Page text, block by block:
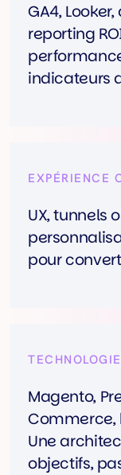
GA4,
reporting
indicateurs
EXPÉRIENCE
UX, tunnels
pour
Magento,
Commerce,
Une
objectifs,